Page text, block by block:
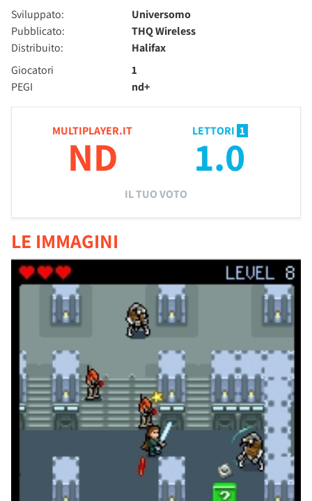
Sviluppato:
Universomo
Pubblicato:
THQ Wireless
Distribuito:
Halifax
Giocatori
1
PEGI
nd+
MULTIPLAYER.IT
ND
LETTORI 1
1.0
IL TUO VOTO
LE IMMAGINI